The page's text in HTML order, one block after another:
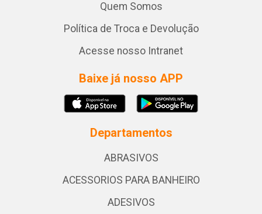
Quem Somos
Política de Troca e Devolução
Acesse nosso Intranet
Baixe já nosso APP
Departamentos
ABRASIVOS
ACESSORIOS PARA BANHEIRO
ADESIVOS